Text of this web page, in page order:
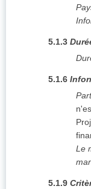
5.1.3
5.1.6
Le
5.1.9